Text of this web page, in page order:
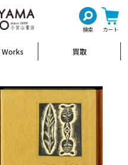
検索 カート
買取